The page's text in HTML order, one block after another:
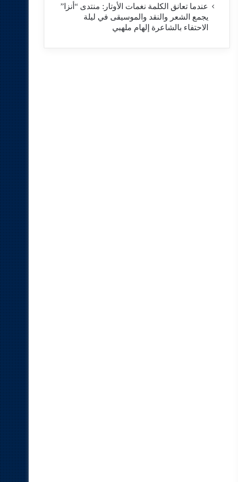
​عندما تعانق الكلمة نغمات الأوتار: منتدى “أنزا”
يجمع الشعر والنقد والموسيقى في ليلة
الاحتفاء بالشاعرة إلهام ملهبي